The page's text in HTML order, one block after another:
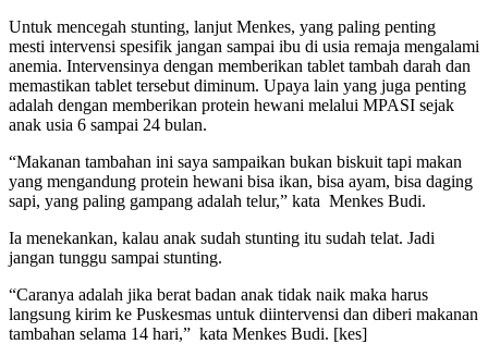
Untuk mencegah stunting, lanjut Menkes, yang paling penting
mesti intervensi spesifik jangan sampai ibu di usia remaja mengalami
anemia. Intervensinya dengan memberikan tablet tambah darah dan
memastikan tablet tersebut diminum. Upaya lain yang juga penting
adalah dengan memberikan protein hewani melalui MPASI sejak
anak usia 6 sampai 24 bulan.
“Makanan tambahan ini saya sampaikan bukan biskuit tapi makan
yang mengandung protein hewani bisa ikan, bisa ayam, bisa daging
sapi, yang paling gampang adalah telur,” kata Menkes Budi.
Ia menekankan, kalau anak sudah stunting itu sudah telat. Jadi
jangan tunggu sampai stunting.
“Caranya adalah jika berat badan anak tidak naik maka harus
langsung kirim ke Puskesmas untuk diintervensi dan diberi makanan
tambahan selama 14 hari,” kata Menkes Budi. [kes]